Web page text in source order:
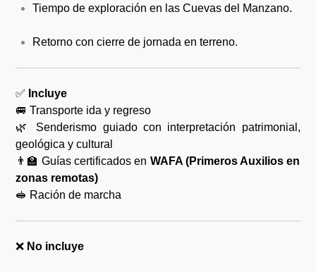
Tiempo de exploración en las Cuevas del Manzano.
Retorno con cierre de jornada en terreno.
✅ Incluye
🚐 Transporte ida y regreso
🌿 Senderismo guiado con interpretación patrimonial,
geológica y cultural
👨‍🏫 Guías certificados en WAFA (Primeros Auxilios en
zonas remotas)
🥪 Ración de marcha
❌ No incluye